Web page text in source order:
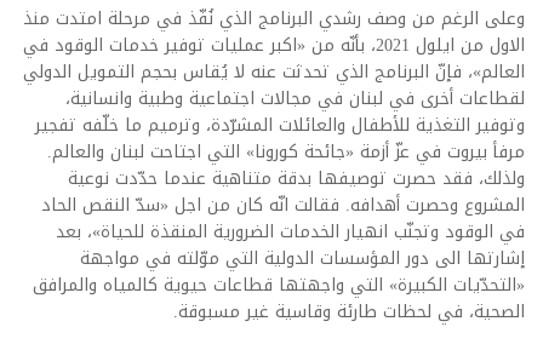
وعلى الرغم من وصف رشدي البرنامج الذي نُفّذ في مرحلة امتدت منذ
الاول من ايلول 2021، بأنّه من «اكبر عمليات توفير خدمات الوقود في
العالم»، فإنّ البرنامج الذي تحدثت عنه لا يُقاس بحجم التمويل الدولي
لقطاعات أخرى في لبنان في مجالات اجتماعية وطبية وانسانية،
وتوفير التغذية للأطفال والعائلات المشرّدة، وترميم ما خلّفه تفجير
مرفأ بيروت في عزّ أزمة «جائحة كورونا» التي اجتاحت لبنان والعالم.
ولذلك، فقد حصرت توصيفها بدقة متناهية عندما حدّدت نوعية
المشروع وحصرت أهدافه. فقالت انّه كان من اجل «سدّ النقص الحاد
في الوقود وتجنّب انهيار الخدمات الضرورية المنقذة للحياة»، بعد
إشارتها الى دور المؤسسات الدولية التي موّلته في مواجهة
«التحدّيات الكبيرة» التي واجهتها قطاعات حيوية كالمياه والمرافق
الصحية، في لحظات طارئة وقاسية غير مسبوقة.